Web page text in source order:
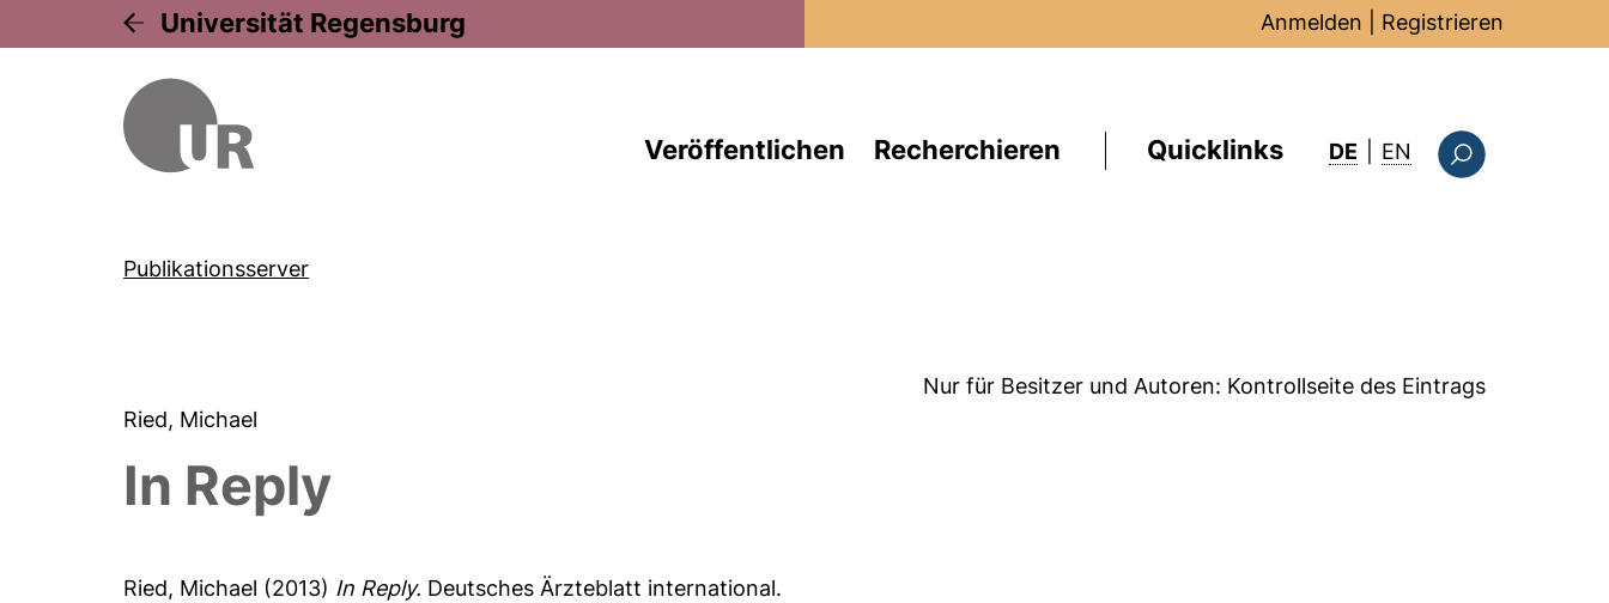
Universität Regensburg Anmelden Registrieren
Veröffentlichen Recherchieren Quicklinks DE EN : this page in
Publikationsserver
Nur für Besitzer und Autoren: Kontrollseite des Eintrags
Ried, Michael
In Reply
Ried, Michael (2013) In Reply. Deutsches Ärzteblatt international.